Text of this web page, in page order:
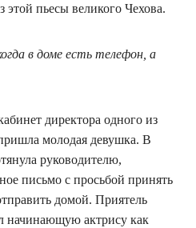
этой пьесы великого Чехова.
в доме есть телефон, а
директора одного из
молодая девушка. В
руководителю,
письмо с просьбой принять
домой. Приятель
начинающую актрису как